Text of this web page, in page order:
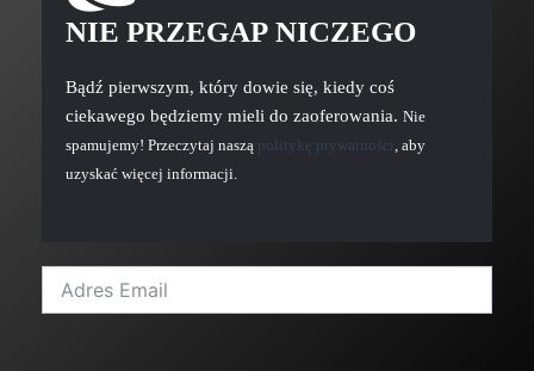
NIE PRZEGAP NICZEGO
Bądź pierwszym, który dowie się, kiedy coś
ciekawego będziemy mieli do zaoferowania. Nie
spamujemy! Przeczytaj naszą politykę prywatności , aby
uzyskać więcej informacji.